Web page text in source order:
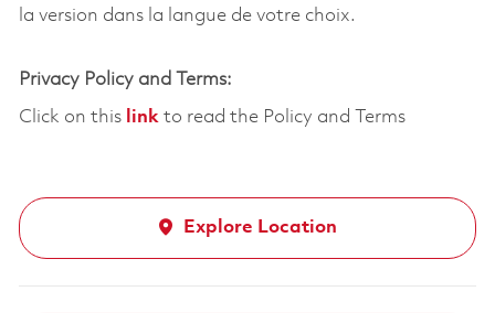
la version dans la langue de votre choix.
Privacy Policy and Terms:
Click on this linkto read the Policy and Terms
Explore Location